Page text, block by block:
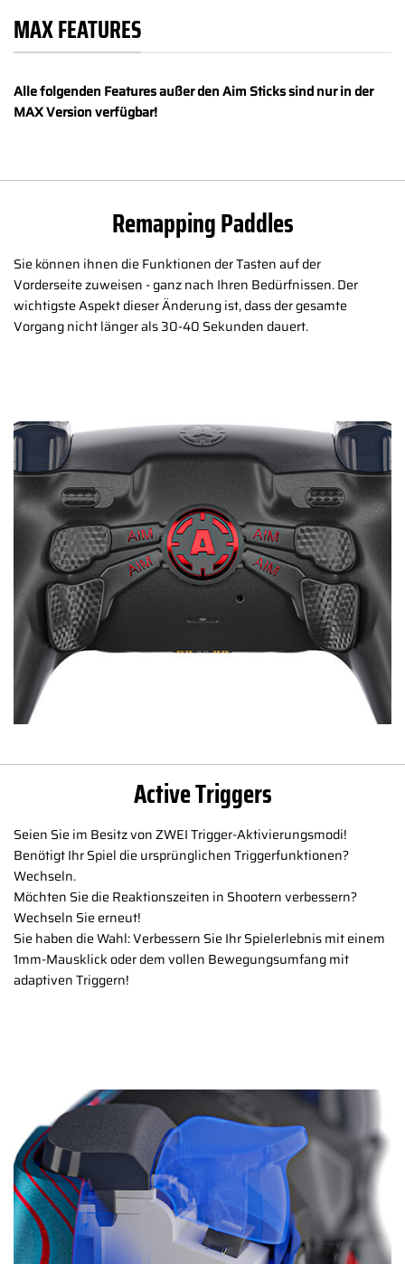
MAX FEATURES
Alle folgenden Features außer den Aim Sticks sind nur in der
MAX Version verfügbar!
Remapping Paddles
Sie können ihnen die Funktionen der Tasten auf der
Vorderseite zuweisen - ganz nach Ihren Bedürfnissen. Der
wichtigste Aspekt dieser Änderung ist, dass der gesamte
Vorgang nicht länger als 30-40 Sekunden dauert.
Active Triggers
Seien Sie im Besitz von ZWEI Trigger-Aktivierungsmodi!
Benötigt Ihr Spiel die ursprünglichen Triggerfunktionen?
Wechseln.
Möchten Sie die Reaktionszeiten in Shootern verbessern?
Wechseln Sie erneut!
Sie haben die Wahl: Verbessern Sie Ihr Spielerlebnis mit einem
1mm-Mausklick oder dem vollen Bewegungsumfang mit
adaptiven Triggern!